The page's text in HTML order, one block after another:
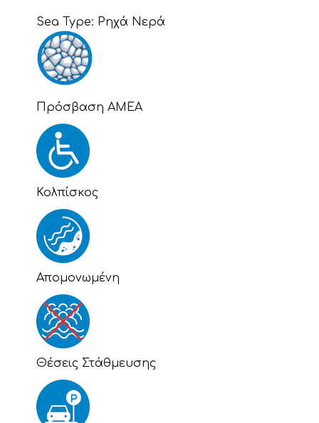
Sea Type: Ρηχά Νερά
Πρόσβαση ΑΜΕΑ
Κολπίσκος
Απομονωμένη
Θέσεις Στάθμευσης